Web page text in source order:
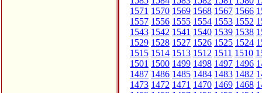
1571 1570 1569 1568 1567 1566
1557 1556 1555 1554 1553 1552
1543 1542 1541 1540 1539 1538
1529 1528 1527 1526 1525 1524
1515 1514 1513 1512 1511 1510
1501 1500 1499 1498 1497 1496
1487 1486 1485 1484 1483 1482
1473 1472 1471 1470 1469 1468